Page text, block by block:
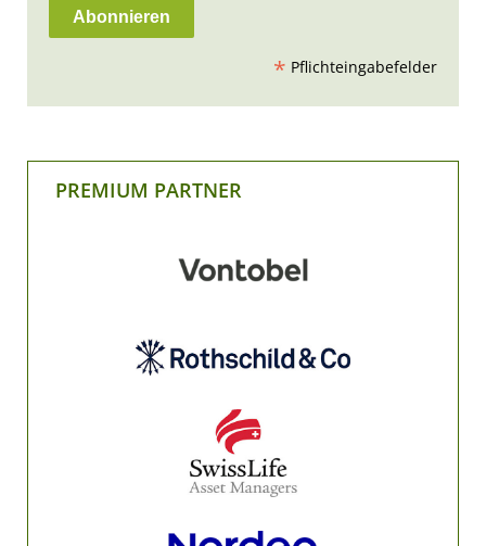
* Pflichteingabefelder
PREMIUM PARTNER